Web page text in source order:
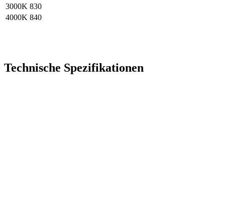
3000K 830
4000K 840
Technische Spezifikationen